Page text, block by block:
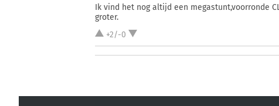
Ik vind het nog altijd een megastunt,voorronde
groter.
+2/-0